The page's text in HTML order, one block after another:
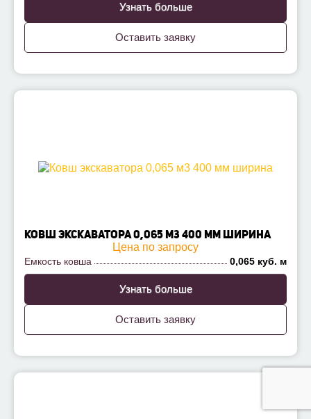
Узнать больше
Оставить заявку
КОВШ ЭКСКАВАТОРА 0,065 М3 400 ММ ШИРИНА
Цена по запросу
Емкость ковша 0,065 куб. м
Узнать больше
Оставить заявку